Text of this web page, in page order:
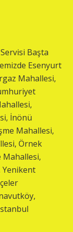
Başta
Esenyurt
Mahallesi,
İnönü
Mahallesi,
Örnek
Mahallesi,
Yenikent